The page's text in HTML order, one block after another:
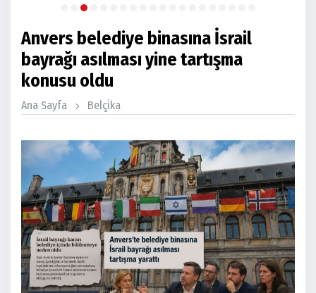
Anvers belediye binasına İsrail
bayrağı asılması yine tartışma
konusu oldu
Ana Sayfa Belçi̇ka